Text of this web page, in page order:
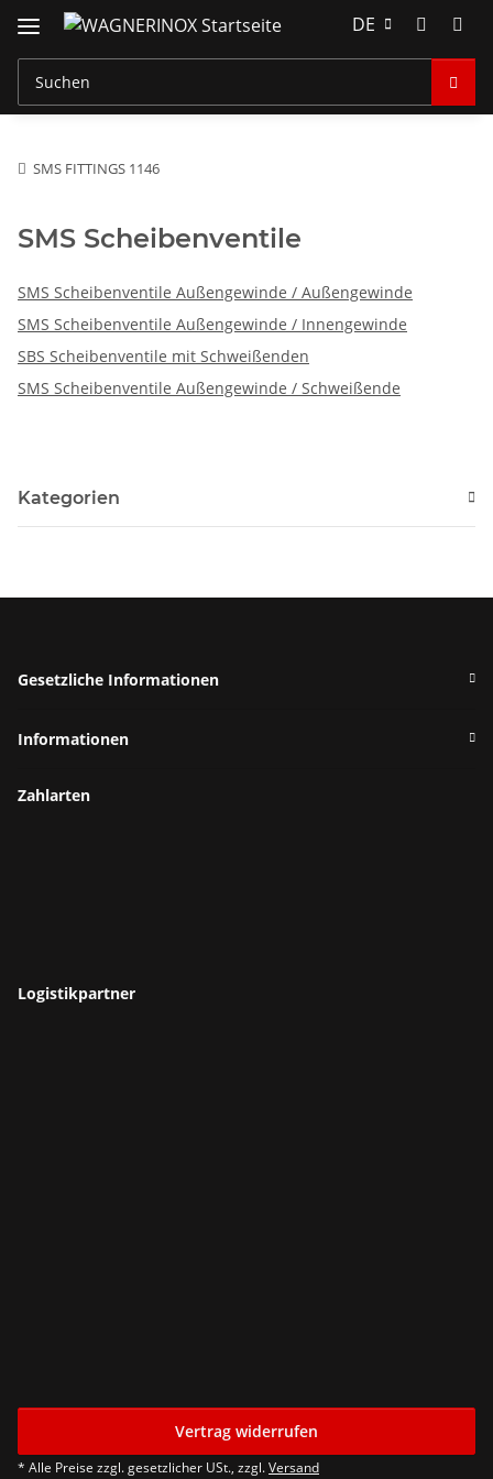
DE
SMS FITTINGS 1146
SMS Scheibenventile
SMS Scheibenventile Außengewinde / Außengewinde
SMS Scheibenventile Außengewinde / Innengewinde
SBS Scheibenventile mit Schweißenden
SMS Scheibenventile Außengewinde / Schweißende
Kategorien
Gesetzliche Informationen
Informationen
Zahlarten
Logistikpartner
Vertrag widerrufen
* Alle Preise zzgl. gesetzlicher USt., zzgl.Versand